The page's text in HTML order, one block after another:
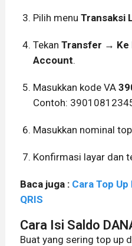
Pilih menu Transaksi
Tekan Transfer → Ke
Account.
Masukkan kode VA
Contoh:
Masukkan nominal
Konfirmasi layar dan
Baca juga : Cara Top Up
QRIS
Cara Isi Saldo
Buat yang sering top up